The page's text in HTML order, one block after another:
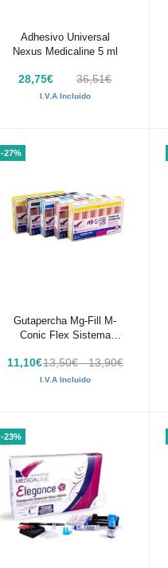
Añadir al carrito
Adhesivo Universal
Nexus Medicaline 5 ml
28,75€ 36,51€
I.V.A Incluido
-27%
Añadir al carrito
Gutapercha Mg-Fill M-
Conic Flex Sistema
11,10€13,50€ - 13,90€
I.V.A Incluido
-23%